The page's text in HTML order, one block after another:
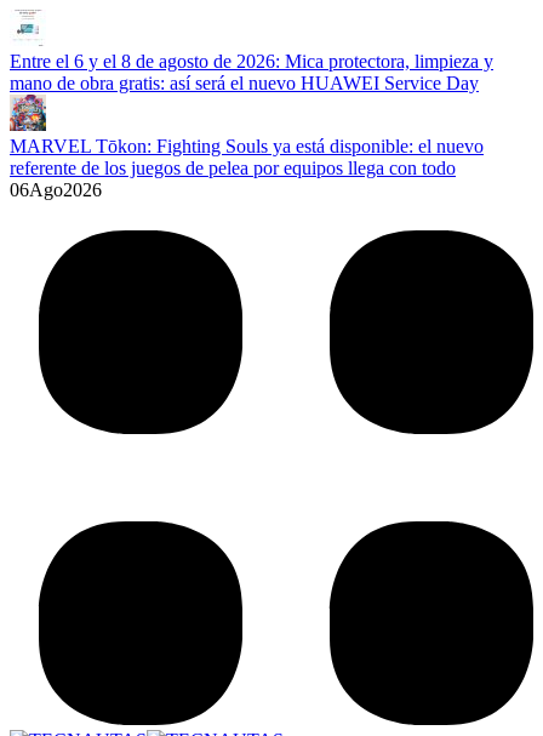
Entre el 6 y el 8 de agosto de 2026: Mica protectora, limpieza y
mano de obra gratis: así será el nuevo HUAWEI Service Day
MARVEL Tōkon: Fighting Souls ya está disponible: el nuevo
referente de los juegos de pelea por equipos llega con todo
06Ago2026